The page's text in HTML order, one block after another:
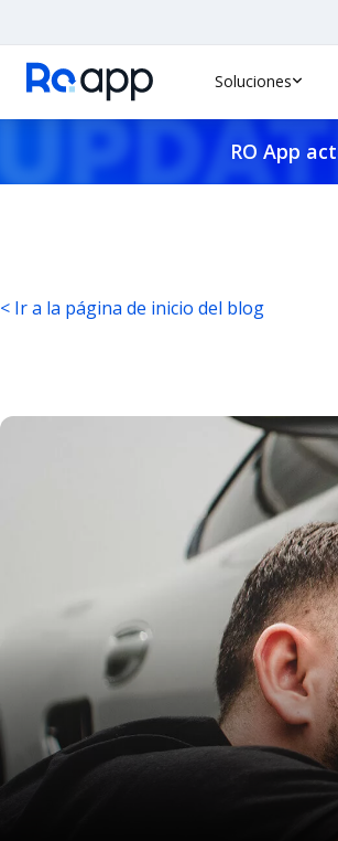
Soluciones
RO App
< Ir a la página de inicio del blog